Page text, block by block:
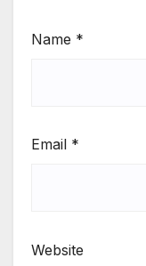
Name *
Email *
Website